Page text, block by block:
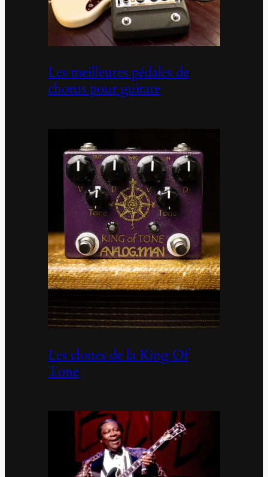
Les meilleures pédales de
chorus pour guitare
Les clones de la King Of
Tone